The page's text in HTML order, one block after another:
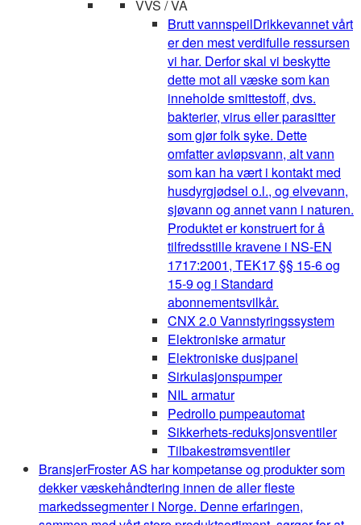
VVS / VA
Brutt vannspeilDrikkevannet vårt
er den mest verdifulle ressursen
vi har. Derfor skal vi beskytte
dette mot all væske som kan
inneholde smittestoff, dvs.
bakterier, virus eller parasitter
som gjør folk syke. Dette
omfatter avløpsvann, alt vann
som kan ha vært i kontakt med
husdyrgjødsel o.l., og elvevann,
sjøvann og annet vann i naturen.
Produktet er konstruert for å
tilfredsstille kravene i NS-EN
1717:2001, TEK17 §§ 15-6 og
15-9 og i Standard
abonnementsvilkår.
CNX 2.0 Vannstyringssystem
Elektroniske armatur
Elektroniske dusjpanel
Sirkulasjonspumper
NIL armatur
Pedrollo pumpeautomat
Sikkerhets-reduksjonsventiler
Tilbakestrømsventiler
BransjerFroster AS har kompetanse og produkter som
dekker væskehåndtering innen de aller fleste
markedssegmenter i Norge. Denne erfaringen,